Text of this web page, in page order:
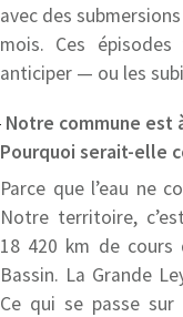
avec des
mois. Ces
anticiper — ou les
Notre commune est
Pourquoi serait-elle
Parce que l’eau ne
Notre territoire,
18 420 km de cours
Bassin. La Grande
Ce qui se passe